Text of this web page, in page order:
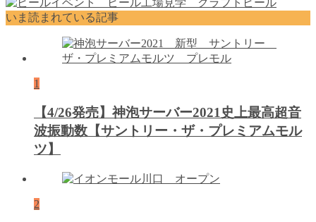
いま読まれている記事
1
【4/26発売】神泡サーバー2021史上最高超音
波振動数【サントリー・ザ・プレミアムモル
ツ】
2